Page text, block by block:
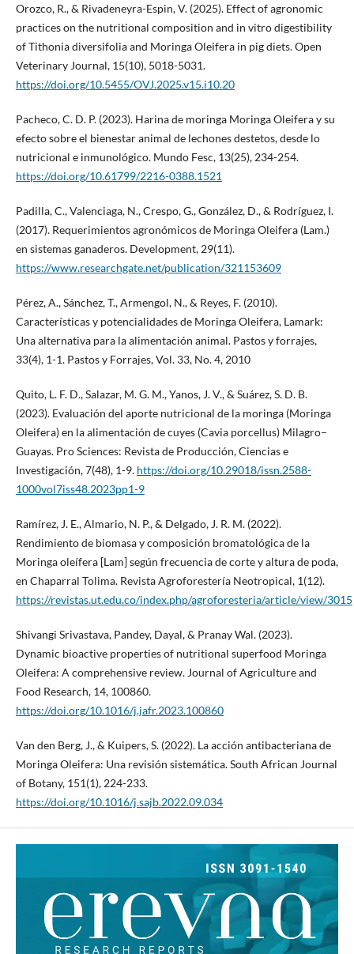
Orozco, R., & Rivadeneyra-Espin, V. (2025). Effect of agronomic
practices on the nutritional composition and in vitro digestibility
of Tithonia diversifolia and Moringa Oleifera in pig diets. Open
Veterinary Journal, 15(10), 5018-5031.
https://doi.org/10.5455/OVJ.2025.v15.i10.20
Pacheco, C. D. P. (2023). Harina de moringa Moringa Oleifera y su
efecto sobre el bienestar animal de lechones destetos, desde lo
nutricional e inmunológico. Mundo Fesc, 13(25), 234-254.
https://doi.org/10.61799/2216-0388.1521
Padilla, C., Valenciaga, N., Crespo, G., González, D., & Rodríguez, I.
(2017). Requerimientos agronómicos de Moringa Oleifera (Lam.)
en sistemas ganaderos. Development, 29(11).
https://www.researchgate.net/publication/321153609
Pérez, A., Sánchez, T., Armengol, N., & Reyes, F. (2010).
Características y potencialidades de Moringa Oleifera, Lamark:
Una alternativa para la alimentación animal. Pastos y forrajes,
33(4), 1-1. Pastos y Forrajes, Vol. 33, No. 4, 2010
Quito, L. F. D., Salazar, M. G. M., Yanos, J. V., & Suárez, S. D. B.
(2023). Evaluación del aporte nutricional de la moringa (Moringa
Oleifera) en la alimentación de cuyes (Cavia porcellus) Milagro–
Guayas. Pro Sciences: Revista de Producción, Ciencias e
Investigación, 7(48), 1-9. https://doi.org/10.29018/issn.2588-
1000vol7iss48.2023pp1-9
Ramírez, J. E., Almario, N. P., & Delgado, J. R. M. (2022).
Rendimiento de biomasa y composición bromatológica de la
Moringa oleífera [Lam] según frecuencia de corte y altura de poda,
en Chaparral Tolima. Revista Agroforestería Neotropical, 1(12).
https://revistas.ut.edu.co/index.php/agroforesteria/article/view/3015
Shivangi Srivastava, Pandey, Dayal, & Pranay Wal. (2023).
Dynamic bioactive properties of nutritional superfood Moringa
Oleifera: A comprehensive review. Journal of Agriculture and
Food Research, 14, 100860.
https://doi.org/10.1016/j.jafr.2023.100860
Van den Berg, J., & Kuipers, S. (2022). La acción antibacteriana de
Moringa Oleifera: Una revisión sistemática. South African Journal
of Botany, 151(1), 224-233.
https://doi.org/10.1016/j.sajb.2022.09.034